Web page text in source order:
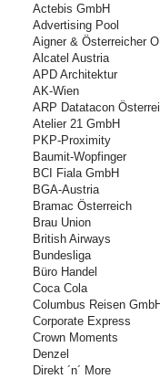
Actebis GmbH
Advertising Pool
Aigner & Österreicher
Alcatel Austria
APD Architektur
AK-Wien
ARP Datatacon
Atelier 21 GmbH
PKP-Proximity
Baumit-Wopfinger
BCI Fiala GmbH
BGA-Austria
Bramac Österreich
Brau Union
British Airways
Bundesliga
Büro Handel
Coca Cola
Columbus Reisen GmbH
Corporate Express
Crown Moments
Denzel
Direkt ´n´ More